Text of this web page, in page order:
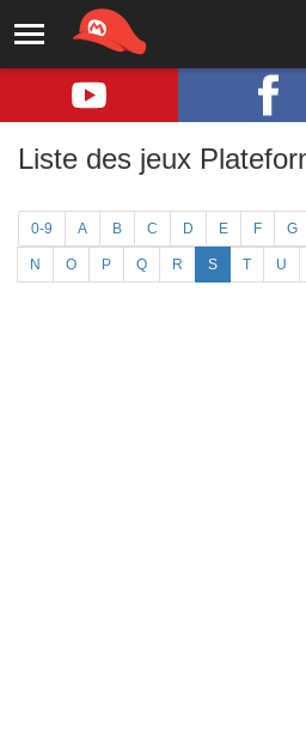
Liste des jeux
0-9 A B C D E F G
N O P Q R S T U